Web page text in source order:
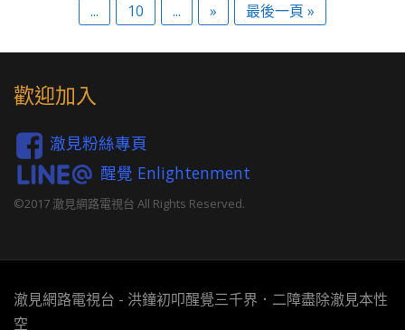
...
10 ... » 最後一頁 »
歡迎加入
澈見粉絲專頁
醒覺 Enlightenment
©2017 澈見網路電視台 All Rights Reserved.
澈見網路電視台 - 洪鐘初叩醒覺三千界．二障盡除澈見本性
空